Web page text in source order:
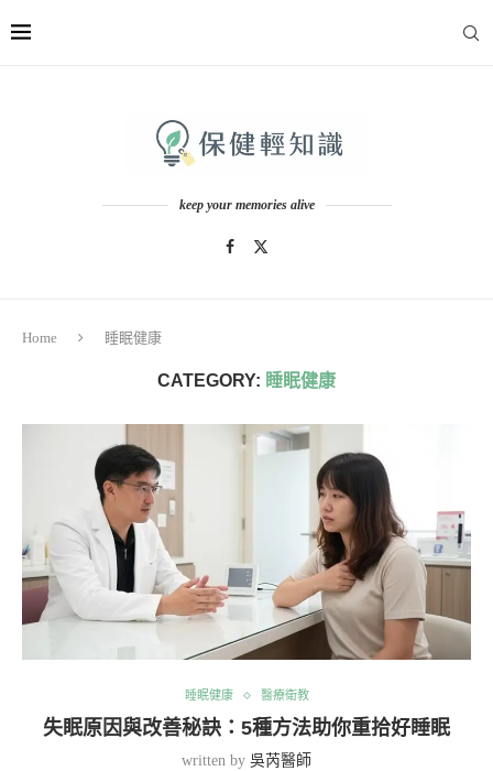
keep your memories alive
Home 睡眠健康
CATEGORY: 睡眠健康
睡眠健康 醫療衛教
失眠原因與改善秘訣：5種方法助你重拾好睡眠
written by 吳芮醫師